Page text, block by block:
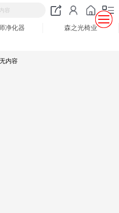
容
净化器
森之光椅业
内容